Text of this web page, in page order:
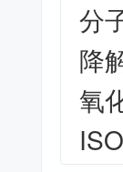
分
降
氧